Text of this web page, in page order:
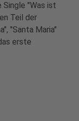
"Was ist
Teil der
"Santa Maria"
erste